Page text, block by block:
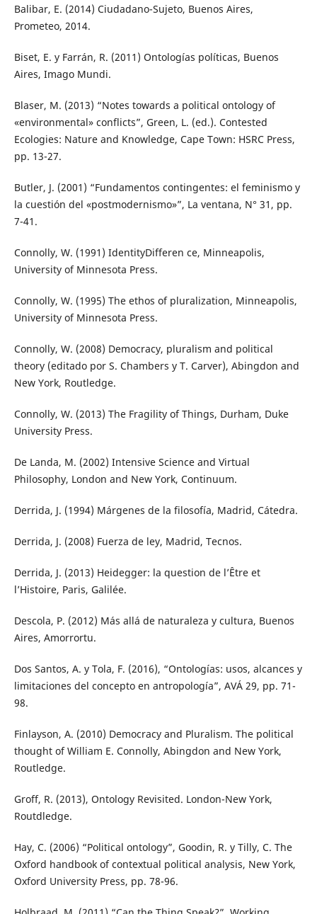
Balibar, E. (2014) Ciudadano-Sujeto, Buenos Aires,
Prometeo, 2014.
Biset, E. y Farrán, R. (2011) Ontologías políticas, Buenos
Aires, Imago Mundi.
Blaser, M. (2013) “Notes towards a political ontology of
«environmental» conflicts”, Green, L. (ed.). Contested
Ecologies: Nature and Knowledge, Cape Town: HSRC Press,
pp. 13-27.
Butler, J. (2001) “Fundamentos contingentes: el feminismo y
la cuestión del «postmodernismo»”, La ventana, N° 31, pp.
7-41.
Connolly, W. (1991) IdentityDifferen ce, Minneapolis,
University of Minnesota Press.
Connolly, W. (1995) The ethos of pluralization, Minneapolis,
University of Minnesota Press.
Connolly, W. (2008) Democracy, pluralism and political
theory (editado por S. Chambers y T. Carver), Abingdon and
New York, Routledge.
Connolly, W. (2013) The Fragility of Things, Durham, Duke
University Press.
De Landa, M. (2002) Intensive Science and Virtual
Philosophy, London and New York, Continuum.
Derrida, J. (1994) Márgenes de la filosofía, Madrid, Cátedra.
Derrida, J. (2008) Fuerza de ley, Madrid, Tecnos.
Derrida, J. (2013) Heidegger: la question de l’Être et
l’Histoire, Paris, Galilée.
Descola, P. (2012) Más allá de naturaleza y cultura, Buenos
Aires, Amorrortu.
Dos Santos, A. y Tola, F. (2016), “Ontologías: usos, alcances y
limitaciones del concepto en antropología”, AVÁ 29, pp. 71-
98.
Finlayson, A. (2010) Democracy and Pluralism. The political
thought of William E. Connolly, Abingdon and New York,
Routledge.
Groff, R. (2013), Ontology Revisited. London-New York,
Routdledge.
Hay, C. (2006) “Political ontology”, Goodin, R. y Tilly, C. The
Oxford handbook of contextual political analysis, New York,
Oxford University Press, pp. 78-96.